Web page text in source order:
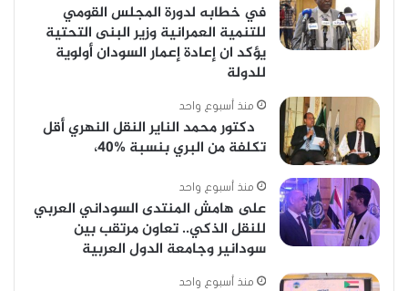
في خطابه لدورة المجلس القومي
للتنمية العمرانية وزير البنى التحتية
يؤكد ان إعادة إعمار السودان أولوية
للدولة
منذ أسبوع واحد
دكتور محمد الناير النقل النهري أقل
تكلفة من البري بنسبة %40،
منذ أسبوع واحد
على هامش المنتدى السوداني العربي
للنقل الذكي.. تعاون مرتقب بين
سودانير وجامعة الدول العربية
منذ أسبوع واحد